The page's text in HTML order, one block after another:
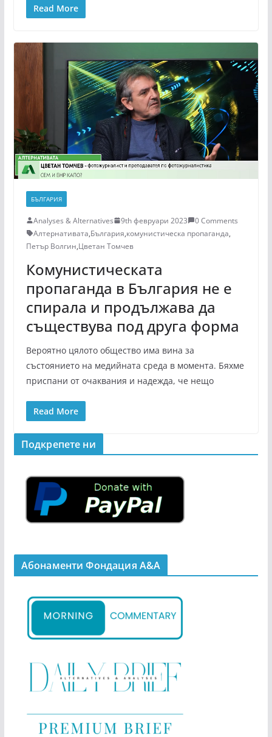
Read More
БЪЛГАРИЯ
Analyses & Alternatives 9th февруари 2023
0 Comments
Алтернативата,България,комунистическа пропаганда,
Петър Волгин,Цветан Томчев
Комунистическата
пропаганда в България не е
спирала и продължава да
съществува под друга форма
Вероятно цялото общество има вина за
състоянието на медийната среда в момента. Бяхме
приспани от очаквания и надежда, че нещо
Read More
Подкрепeте ни
Абонаменти Фондация А&A